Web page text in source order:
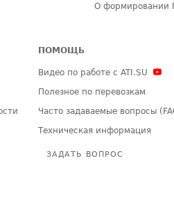
О формировании
ПОМОЩЬ
Видео по работе с ATI.SU
Полезное по перевозкам
Часто задаваемые вопросы
Техническая информация
ЗАДАТЬ ВОПРОС